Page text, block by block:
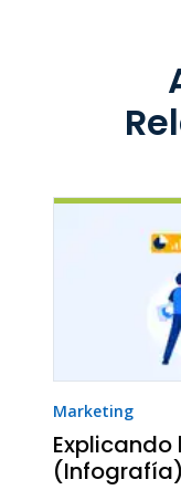
Marketing
Explicando
(Infografía)